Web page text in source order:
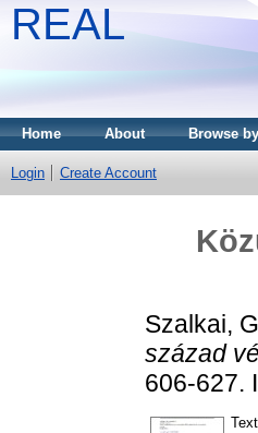
REAL
Home About Browse
Login Create Account
Szalkai,
század
606-627.
Text